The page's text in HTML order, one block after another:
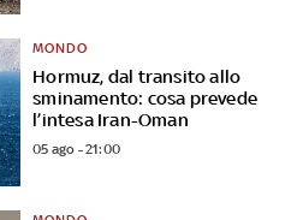
Hormuz, dal transito allo
sminamento: cosa prevede
l’intesa Iran-Oman
MONDO
05 ago - 21:00